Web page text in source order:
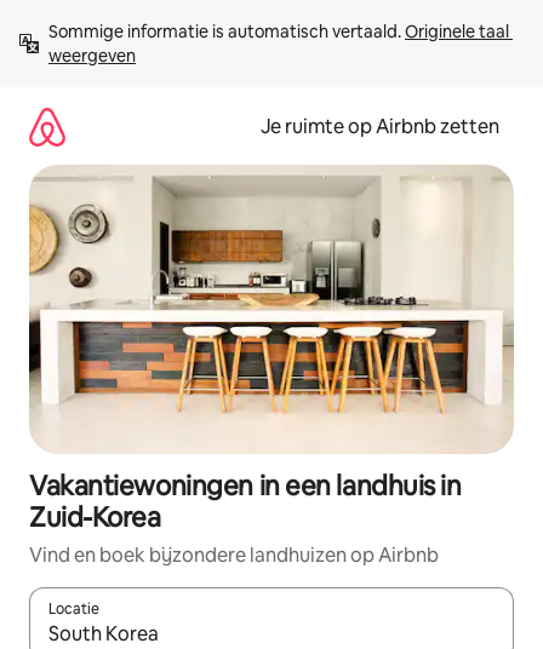
direct
naar
Sommige informatie is automatisch vertaald. Originele taal
weergeven
Je ruimte op Airbnb zetten
Vakantiewoningen in een landhuis in
Zuid-Korea
Vind en boek bijzondere landhuizen op Airbnb
Locatie
Wanneer er suggesties beschikbaar zijn, maak je een keuze